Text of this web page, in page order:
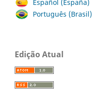
Español (España)
Português (Brasil)
Edição Atual